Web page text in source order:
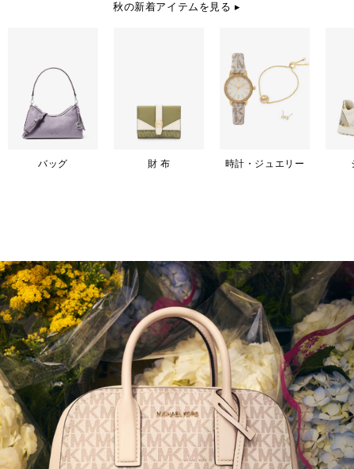
秋の新着アイテムを見る ▸
バッグ 財 布 時計・ジュエリー